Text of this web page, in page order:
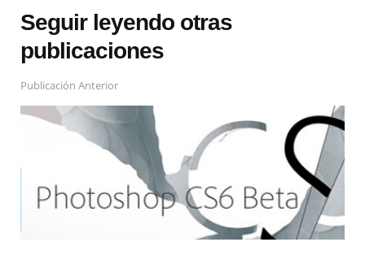
Seguir leyendo otras
publicaciones
Publicación Anterior